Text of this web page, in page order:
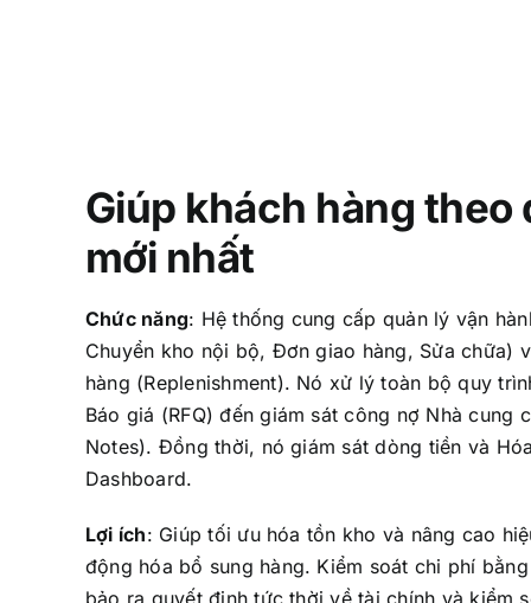
Giúp khách hàng theo
mới nhất
Chức năng: Hệ thống cung cấp quản lý vận
Chuyển kho nội bộ, Đơn giao hàng, Sửa chữa)
hàng (Replenishment). Nó xử lý toàn bộ quy
Báo giá (RFQ) đến giám sát công nợ Nhà cung
Notes). Đồng thời, nó giám sát dòng tiền và
Dashboard.
Lợi ích: Giúp tối ưu hóa tồn kho và nâng cao
động hóa bổ sung hàng. Kiểm soát chi phí